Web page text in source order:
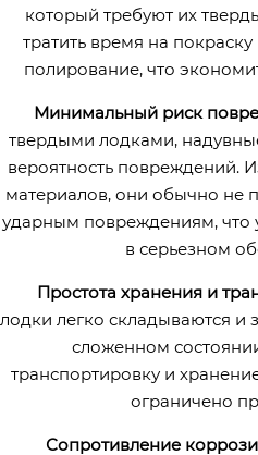
который требуют их
тратить время на
полирование, что
Минимальный риск
твердыми лодками,
вероятность повреждений.
материалов, они обычно не
ударным повреждениям, что
в серьезном
Простота хранения и
лодки легко складываются
сложенном
транспортировку и
ограничено
Сопротивление